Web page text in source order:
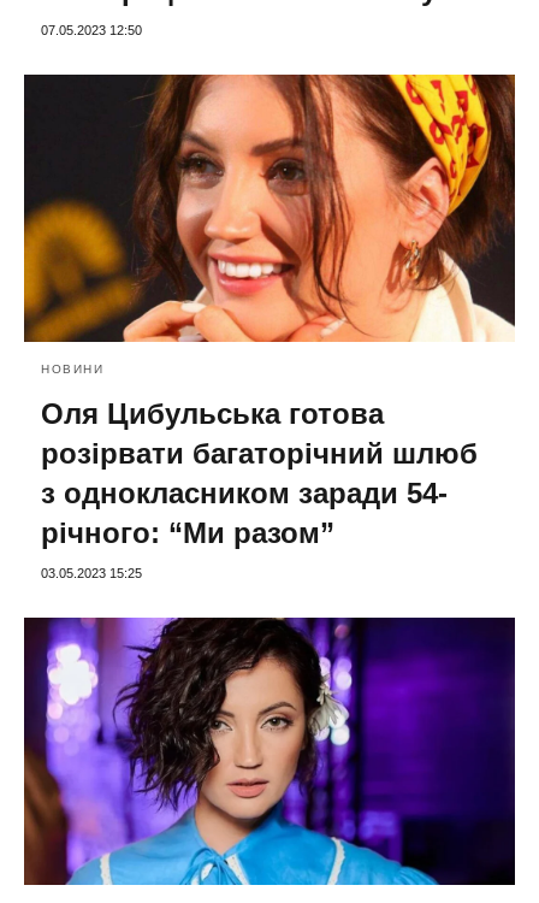
07.05.2023 12:50
НОВИНИ
Оля Цибульська готова
розірвати багаторічний шлюб
з однокласником заради 54-
річного: “Ми разом”
03.05.2023 15:25